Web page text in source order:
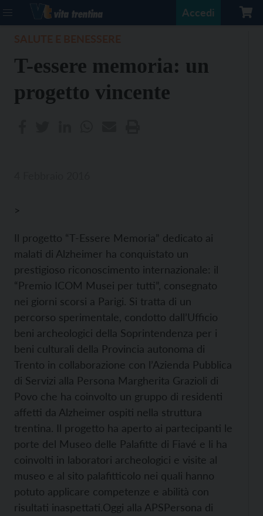
Accedi
T-essere memoria: un
progetto vincente
>
Il progetto “T-Essere Memoria” dedicato ai
malati di Alzheimer ha conquistato un
prestigioso riconoscimento internazionale: il
“Premio ICOM Musei per tutti”, consegnato
nei giorni scorsi a Parigi. Si tratta di un
percorso sperimentale, condotto dall’Ufficio
beni archeologici della Soprintendenza per i
beni culturali della Provincia autonoma di
Trento in collaborazione con l’Azienda Pubblica
di Servizi alla Persona Margherita Grazioli di
Povo che ha coinvolto un gruppo di residenti
affetti da Alzheimer ospiti nella struttura
trentina. Il progetto ha aperto ai partecipanti le
porte del Museo delle Palafitte di Fiavé e li ha
coinvolti in laboratori archeologici e visite al
museo e al sito palafitticolo nei quali hanno
potuto applicare competenze e abilità con
risultati inaspettati.Oggi alla APSPersona di